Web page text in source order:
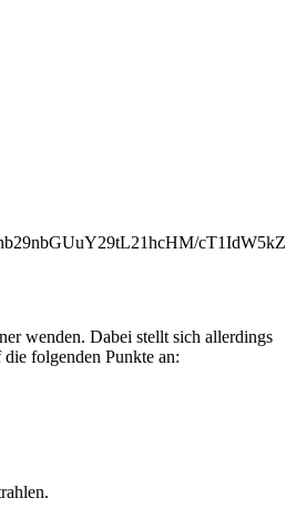
wenden. Dabei stellt sich allerdings
folgenden Punkte an: